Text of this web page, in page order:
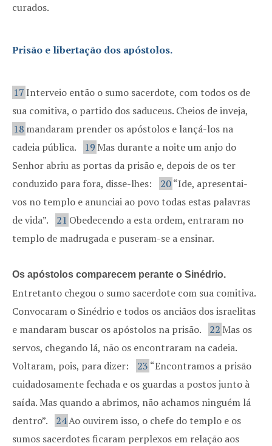
curados.
Prisão e libertação dos apóstolos.
17Interveio então o sumo sacerdote, com todos os de
sua comitiva, o partido dos saduceus. Cheios de inveja,
18 mandaram prender os apóstolos e lançá-los na
cadeia pública.
19 Mas durante a noite um anjo do
Senhor abriu as portas da prisão e, depois de os ter
conduzido para fora, disse-lhes:
20“Ide, apresentai-
vos no templo e anunciai ao povo todas estas palavras
de vida”.
21 Obedecendo a esta ordem, entraram no
templo de madrugada e puseram-se a ensinar.
Os apóstolos comparecem perante o Sinédrio.
Entretanto chegou o sumo sacerdote com sua comitiva.
Convocaram o Sinédrio e todos os anciãos dos israelitas
e mandaram buscar os apóstolos na prisão.
22 Mas os
servos, chegando lá, não os encontraram na cadeia.
Voltaram, pois, para dizer:
23 “Encontramos a prisão
cuidadosamente fechada e os guardas a postos junto à
saída. Mas quando a abrimos, não achamos ninguém lá
dentro”.
24Ao ouvirem isso, o chefe do templo e os
sumos sacerdotes ficaram perplexos em relação aos